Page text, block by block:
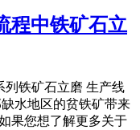
程中铁矿石立
列铁矿石立磨 生产线
水地区的贫铁矿带来
果您想了解更多关于